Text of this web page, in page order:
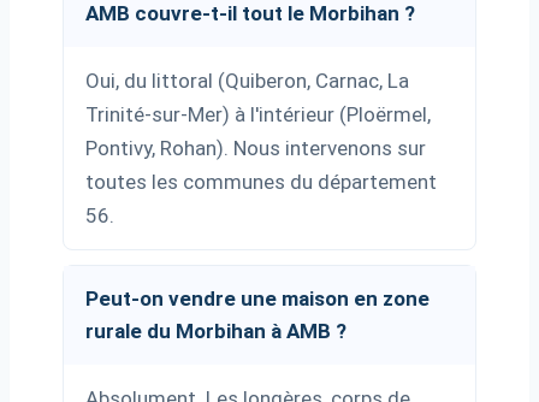
AMB couvre-t-il tout le Morbihan ?
Oui, du littoral (Quiberon, Carnac, La
Trinité-sur-Mer) à l'intérieur (Ploërmel,
Pontivy, Rohan). Nous intervenons sur
toutes les communes du département
56.
Peut-on vendre une maison en zone
rurale du Morbihan à AMB ?